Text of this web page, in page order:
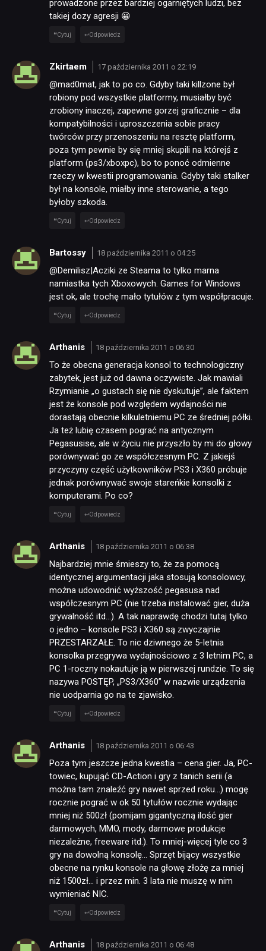
prowadzone przez bardziej ogarniętych ludzi, bez
takiej dozy agresji 😀
Cytuj Odpowiedz
Zkirtaem 17 października 2011 o 22:19
@mad0mat, jak to po co. Gdyby taki killzone był
robiony pod wszystkie platformy, musiałby być
zrobiony inaczej, zapewne gorzej graficznie – dla
kompatybilności i uproszczenia sobie pracy
twórców przy przenoszeniu na resztę platform,
poza tym pewnie by się mniej skupili na którejś z
platform (ps3/xboxpc), bo to ponoć odmienne
rzeczy w kwestii programowania. Gdyby taki stalker
był na konsole, miałby inne sterowanie, a tego
byłoby szkoda.
Cytuj Odpowiedz
Bartossy 18 października 2011 o 04:25
@Demilisz|Acziki ze Steama to tylko marna
namiastka tych Xboxowych. Games for Windows
jest ok, ale trochę mało tytułów z tym współpracuje.
Cytuj Odpowiedz
Arthanis 18 października 2011 o 06:30
To że obecna generacja konsol to technologiczny
zabytek, jest już od dawna oczywiste. Jak mawiali
Rzymianie „o gustach się nie dyskutuje”, ale faktem
jest że konsole pod względem wydajności nie
dorastają obecnie kilkuletniemu PC ze średniej półki.
Ja też lubię czasem pograć na antycznym
Pegasusise, ale w życiu nie przyszło by mi do głowy
porównywać go ze współczesnym PC. Z jakiejś
przyczyny część użytkowników PS3 i X360 próbuje
jednak porównywać swoje stareńkie konsolki z
komputerami. Po co?
Cytuj Odpowiedz
Arthanis 18 października 2011 o 06:38
Najbardziej mnie śmieszy to, że za pomocą
identycznej argumentacji jaka stosują konsolowcy,
można udowodnić wyższość pegasusa nad
współczesnym PC (nie trzeba instalować gier, duża
grywalność itd…). A tak naprawdę chodzi tutaj tylko
o jedno – konsole PS3 i X360 są zwyczajnie
PRZESTARZAŁE. To nic dziwnego że 5-letnia
konsolka przegrywa wydajnościowo z 3 letnim PC, a
PC 1-roczny nokautuje ją w pierwszej rundzie. To się
nazywa POSTĘP, „PS3/X360” w nazwie urządzenia
nie uodparnia go na te zjawisko.
Cytuj Odpowiedz
Arthanis 18 października 2011 o 06:43
Poza tym jeszcze jedna kwestia – cena gier. Ja, PC-
towiec, kupująć CD-Action i gry z tanich serii (a
można tam znaleźć gry nawet sprzed roku…) mogę
rocznie pograć w ok 50 tytułów rocznie wydając
mniej niż 500zł (pomijam gigantyczną ilość gier
darmowych, MMO, mody, darmowe produkcje
niezależne, freeware itd.). To mniej-więcej tyle co 3
gry na dowolną konsolę… Sprzęt bijący wszystkie
obecne na rynku konsole na głowę złożę za mniej
niż 1500zł… i przez min. 3 lata nie muszę w nim
wymieniać NIC.
Cytuj Odpowiedz
Arthanis 18 października 2011 o 06:48